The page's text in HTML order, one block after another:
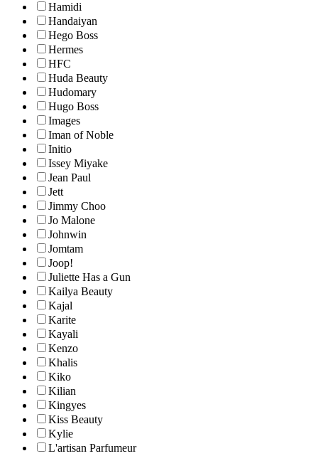
Hamidi
Handaiyan
Hego Boss
Hermes
HFC
Huda Beauty
Hudomary
Hugo Boss
Images
Iman of Noble
Initio
Issey Miyake
Jean Paul
Jett
Jimmy Choo
Jo Malone
Johnwin
Jomtam
Joop!
Juliette Has a Gun
Kailya Beauty
Kajal
Karite
Kayali
Kenzo
Khalis
Kiko
Kilian
Kingyes
Kiss Beauty
Kylie
L'artisan Parfumeur